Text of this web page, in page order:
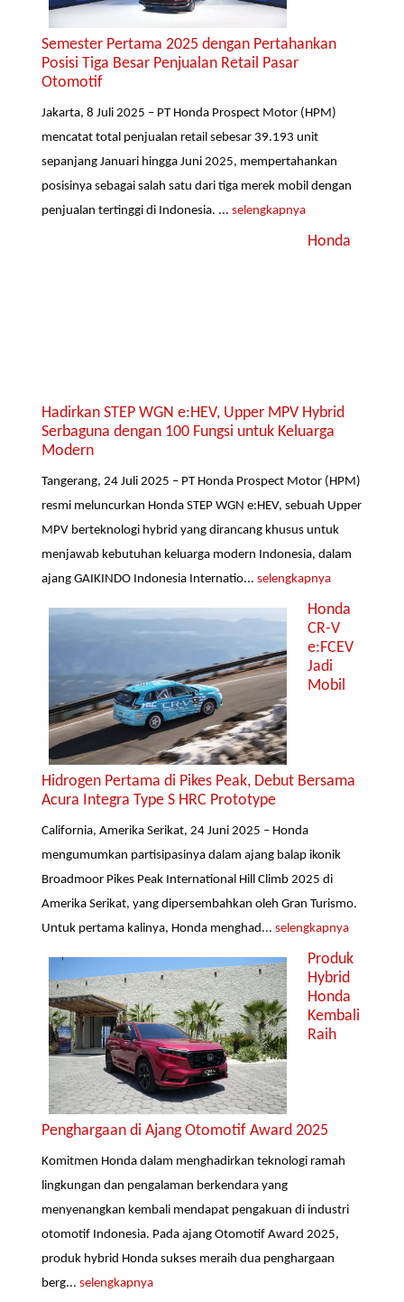
Semester Pertama 2025 dengan Pertahankan
Posisi Tiga Besar Penjualan Retail Pasar
Otomotif
Jakarta, 8 Juli 2025 – PT Honda Prospect Motor (HPM)
mencatat total penjualan retail sebesar 39.193 unit
sepanjang Januari hingga Juni 2025, mempertahankan
posisinya sebagai salah satu dari tiga merek mobil dengan
penjualan tertinggi di Indonesia. ...selengkapnya
Honda
Hadirkan STEP WGN e:HEV, Upper MPV Hybrid
Serbaguna dengan 100 Fungsi untuk Keluarga
Modern
Tangerang, 24 Juli 2025 – PT Honda Prospect Motor (HPM)
resmi meluncurkan Honda STEP WGN e:HEV, sebuah Upper
MPV berteknologi hybrid yang dirancang khusus untuk
menjawab kebutuhan keluarga modern Indonesia, dalam
ajang GAIKINDO Indonesia Internatio...selengkapnya
Honda
CR-V
e:FCEV
Jadi
Mobil
Hidrogen Pertama di Pikes Peak, Debut Bersama
Acura Integra Type S HRC Prototype
California, Amerika Serikat, 24 Juni 2025 – Honda
mengumumkan partisipasinya dalam ajang balap ikonik
Broadmoor Pikes Peak International Hill Climb 2025 di
Amerika Serikat, yang dipersembahkan oleh Gran Turismo.
Untuk pertama kalinya, Honda menghad...selengkapnya
Produk
Hybrid
Honda
Kembali
Raih
Penghargaan di Ajang Otomotif Award 2025
Komitmen Honda dalam menghadirkan teknologi ramah
lingkungan dan pengalaman berkendara yang
menyenangkan kembali mendapat pengakuan di industri
otomotif Indonesia. Pada ajang Otomotif Award 2025,
produk hybrid Honda sukses meraih dua penghargaan
berg...selengkapnya